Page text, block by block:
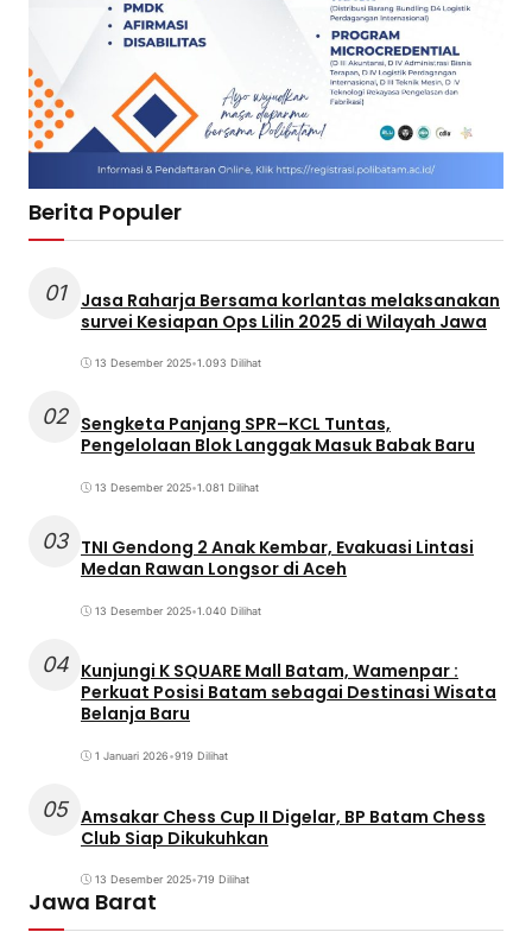
Berita Populer
01
Jasa Raharja Bersama korlantas melaksanakan
survei Kesiapan Ops Lilin 2025 di Wilayah Jawa
13 Desember 2025•1.093 Dilihat
02 Sengketa Panjang SPR–KCL Tuntas,
Pengelolaan Blok Langgak Masuk Babak Baru
13 Desember 2025•1.081 Dilihat
03 TNI Gendong 2 Anak Kembar, Evakuasi Lintasi
Medan Rawan Longsor di Aceh
13 Desember 2025•1.040 Dilihat
04 Kunjungi K SQUARE Mall Batam, Wamenpar :
Perkuat Posisi Batam sebagai Destinasi Wisata
Belanja Baru
1 Januari 2026•919 Dilihat
05 Amsakar Chess Cup II Digelar, BP Batam Chess
Club Siap Dikukuhkan
13 Desember 2025•719 Dilihat
Jawa Barat